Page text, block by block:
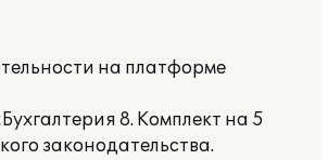
на платформе
8. Комплект на 5
законодательства.